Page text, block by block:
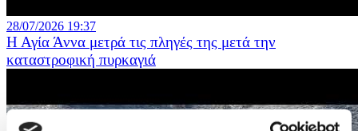
28/07/2026 19:37
Η Αγία Άννα μετρά τις πληγές της μετά την
καταστροφική πυρκαγιά